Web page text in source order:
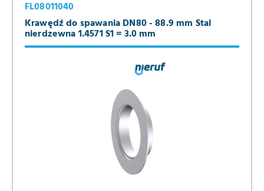
Krawędź do spawania DN80 - 88.9 mm Stal
nierdzewna 1.4571 S1 = 3.0 mm
FL08011040